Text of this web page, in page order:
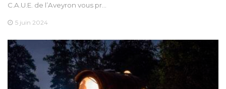
C.A.U.E. de l’Aveyron vous pr…
5 juin 2024